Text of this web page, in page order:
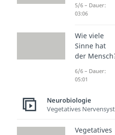
Süß,
würzig-
sogenannte
Stoffe
süß :
5/6 – Dauer:
03:06
Wie viele
Sinne hat
der
6/6 – Dauer:
05:01
Neurobiologie
Vegetatives
Vegetatives